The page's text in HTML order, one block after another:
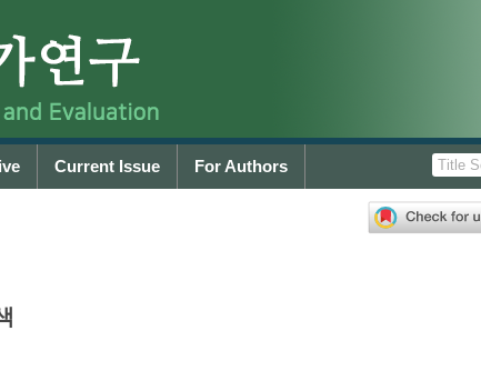
Current Issue For Authors